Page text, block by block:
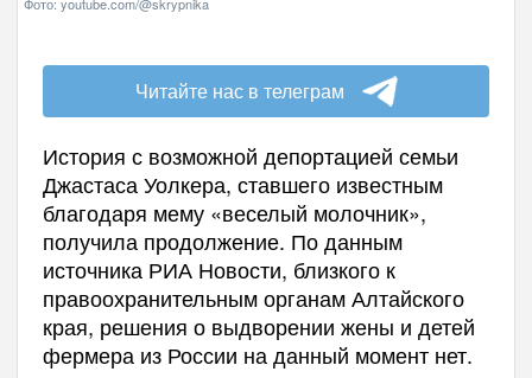
Читайте нас в телеграм
История с возможной депортацией семьи
Джастаса Уолкера, ставшего известным
благодаря мему «веселый молочник»,
получила продолжение. По данным
источника РИА Новости, близкого к
правоохранительным органам Алтайского
края, решения о выдворении жены и детей
фермера из России на данный момент нет.